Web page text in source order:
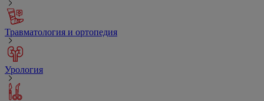
Травматология и ортопедия
Урология